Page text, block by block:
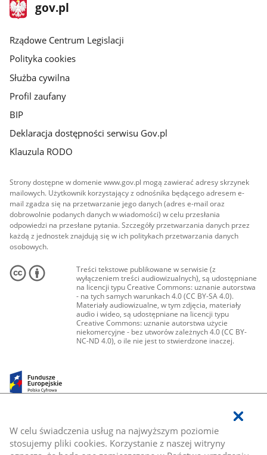
W celu świadczenia usług na najwyższym poziomie
stosujemy pliki cookies. Korzystanie z naszej witryny
stopka
gov.plStrona
gov.pl
Rządowe Centrum Legislacji
Polityka cookies
Służba cywilna
Profil zaufany
BIP
Deklaracja dostępności serwisu Gov.pl
Klauzula RODO
Strony dostępne w domenie www.gov.pl mogą zawierać adresy skrzynek
mailowych. Użytkownik korzystający z odnośnika będącego adresem e-
mail zgadza się na przetwarzanie jego danych (adres e-mail oraz
dobrowolnie podanych danych w wiadomości) w celu przesłania
odpowiedzi na przesłane pytania. Szczegóły przetwarzania danych przez
każdą z jednostek znajdują się w ich politykach przetwarzania danych
osobowych.
Treści tekstowe publikowane w serwisie (z
wyłączeniem treści audiowizualnych), są udostępniane
na licencji typu Creative Commons: uznanie autorstwa
- na tych samych warunkach 4.0 (CC BY-SA 4.0).
Materiały audiowizualne, w tym zdjęcia, materiały
audio i wideo, są udostępniane na licencji typu
Creative Commons: uznanie autorstwa użycie
niekomercyjne - bez utworów zależnych 4.0 (CC BY-
NC-ND 4.0), o ile nie jest to stwierdzone inaczej.